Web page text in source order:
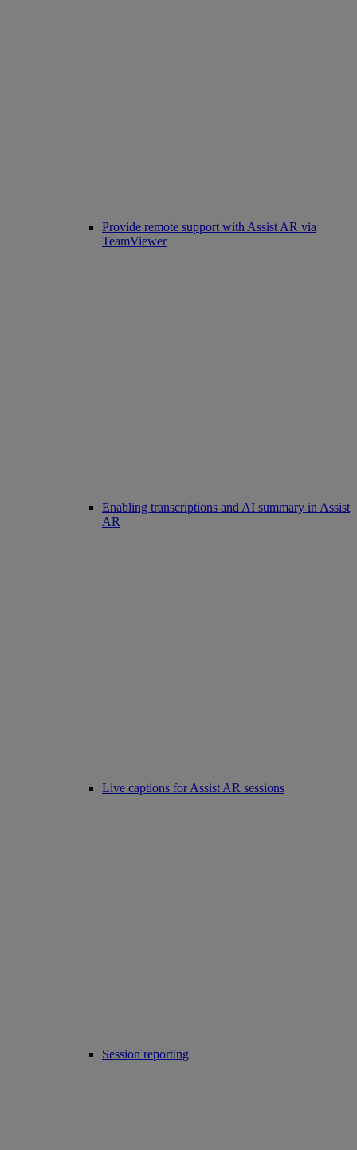
Provide remote support with Assist AR via
TeamViewer
Enabling transcriptions and AI summary in Assist
AR
Live captions for Assist AR sessions
Session reporting